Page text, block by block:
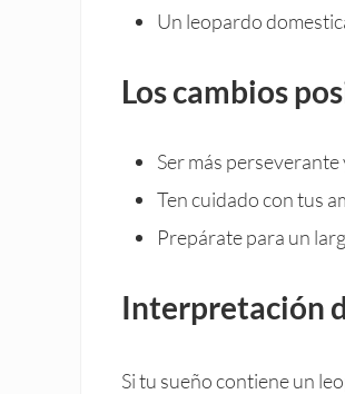
Un leopardo
Los cambios
Ser más perseverante
Ten cuidado con tus
Prepárate para un
Interpretación
Si tu sueño contiene un